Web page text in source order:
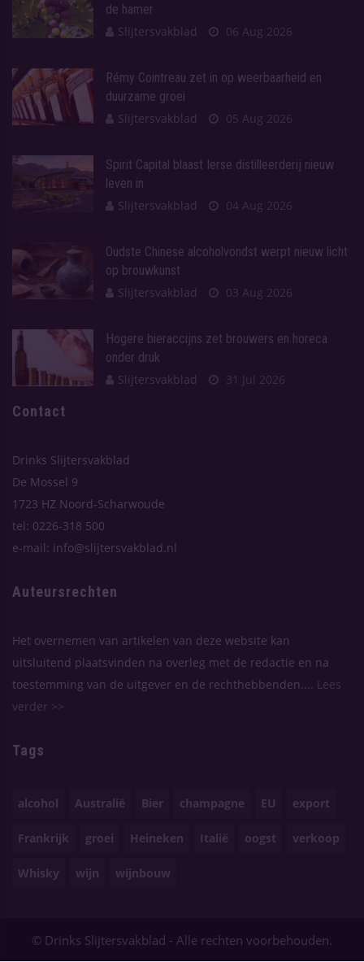
de hamer
Slijtersvakblad
06 Aug 2026
Rémy Cointreau zet in op weerbaarheid en
duurzame groei
Slijtersvakblad
05 Aug 2026
Spirit Capital blaast Ierse distilleerderij nieuw
leven in
Slijtersvakblad
04 Aug 2026
Oudste Chinese alcoholvondst werpt nieuw licht
op brouwkunst
Slijtersvakblad
03 Aug 2026
Hogere bieraccijns zet brouwers en horeca
onder druk
Slijtersvakblad
31 Jul 2026
Contact
Drinks Slijtersvakblad
De Mossel 9
1723 HZ Noord-Scharwoude
tel: 0226-318 500
e-mail: info@slijtersvakblad.nl
Auteursrechten
Het overnemen van artikelen van deze website kan
uitsluitend plaatsvinden na overleg met de redactie en na
toestemming van de uitgever en de rechthebbenden.... Lees
verder >>
Tags
alcohol Australië Bier champagne EU export
Frankrijk groei Heineken Italië oogst verkoop
Whisky wijn wijnbouw
© Drinks Slijtersvakblad - Alle rechten voorbehouden.